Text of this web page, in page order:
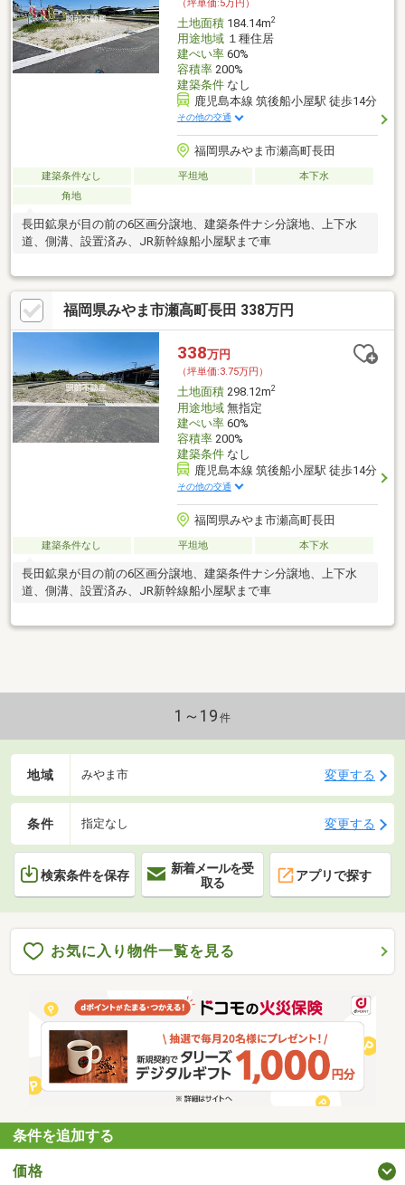
（坪単価:5万円）
土地面積184.14m2
用途地域１種住居
建ぺい率60%
容積率200%
建築条件なし
鹿児島本線 筑後船小屋駅 徒歩14分
その他の交通
福岡県みやま市瀬高町長田
建築条件なし 平坦地
本下水
角地
長田鉱泉が目の前の6区画分譲地、建築条件ナシ分譲地、上下水
道、側溝、設置済み、JR新幹線船小屋駅まで車
福岡県みやま市瀬高町長田 338万円
338万円
（坪単価:3.75万円）
土地面積298.12m2
用途地域無指定
建ぺい率60%
容積率200%
建築条件なし
鹿児島本線 筑後船小屋駅 徒歩14分
その他の交通
福岡県みやま市瀬高町長田
建築条件なし 平坦地 本下水
長田鉱泉が目の前の6区画分譲地、建築条件ナシ分譲地、上下水
道、側溝、設置済み、JR新幹線船小屋駅まで車
1～19 件
地域 みやま市 変更する
条件 指定なし 変更する
検索条件を保存
新着メールを受
取る
アプリで探す
お気に入り物件一覧を見る
条件を追加する
価格